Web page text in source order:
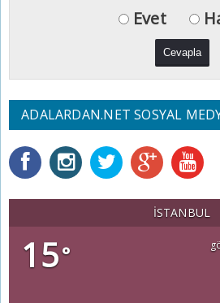
Evet
ADALARDAN.NET SOSYAL
İSTANBUL
15°